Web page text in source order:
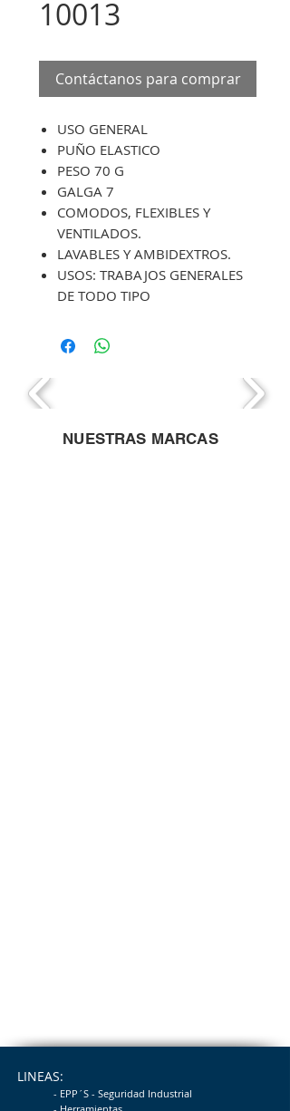
10013
Contáctanos para comprar
USO GENERAL
PUÑO ELASTICO
PESO 70 G
GALGA 7
COMODOS, FLEXIBLES Y
VENTILADOS.
LAVABLES Y AMBIDEXTROS.
USOS: TRABAJOS GENERALES
DE TODO TIPO
NUESTRAS MARCAS
LINEAS:
- EPP´S - Seguridad Industrial